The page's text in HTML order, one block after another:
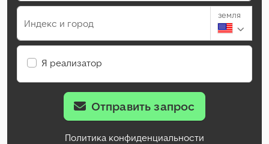
Индекс и город
земля
Я реализатор
Отправить запрос
Политика конфиденциальности